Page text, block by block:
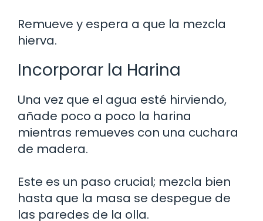
Remueve y espera a que la mezcla
hierva.
Incorporar la Harina
Una vez que el agua esté hirviendo,
añade poco a poco la harina
mientras remueves con una cuchara
de madera.
Este es un paso crucial; mezcla bien
hasta que la masa se despegue de
las paredes de la olla.